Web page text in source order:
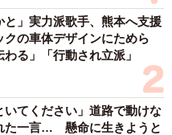
暫定税率が年末廃止
ト
車ユーザーからも税金を
と」実力派歌手、熊本へ支援
の車体デザインにためら
る」「行動され立派」
いてください」道路で動けな
た一言… 懸命に生きようと